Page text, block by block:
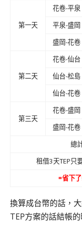
第一天
花卷-平泉
平泉-盛岡
盛岡-花卷
第二天
花卷-仙台
仙台-松島
仙台-花卷
第三天
花卷-盛岡
盛岡-花卷
總
租借3天TEP只
=省下
換算成台幣的話，
TEP方案的話結帳